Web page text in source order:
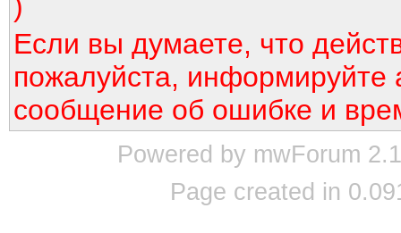
Если вы думаете, что
пожалуйста, информируйте
сообщение об ошибке и
Powered by mwForum
Page created in